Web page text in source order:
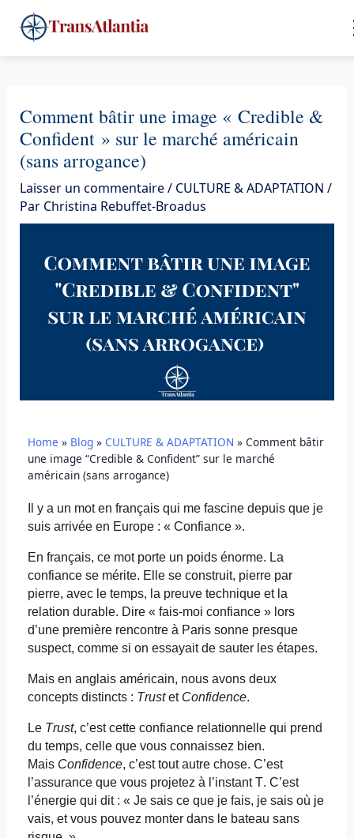
au
contenu
Comment bâtir une image « Credible &
Confident » sur le marché américain
(sans arrogance)
Laisser un commentaire/ CULTURE & ADAPTATION /
Par Christina Rebuffet-Broadus
Home » Blog» CULTURE & ADAPTATION » Comment bâtir
une image “Credible & Confident” sur le marché
américain (sans arrogance)
Il y a un mot en français qui me fascine depuis que je
suis arrivée en Europe : « Confiance ».
En français, ce mot porte un poids énorme. La
confiance se mérite. Elle se construit, pierre par
pierre, avec le temps, la preuve technique et la
relation durable. Dire « fais-moi confiance » lors
d’une première rencontre à Paris sonne presque
suspect, comme si on essayait de sauter les étapes.
Mais en anglais américain, nous avons deux
concepts distincts : Trustet Confidence.
Le Trust, c’est cette confiance relationnelle qui prend
du temps, celle que vous connaissez bien.
Mais Confidence, c’est tout autre chose. C’est
l’assurance que vous projetez à l’instant T. C’est
l’énergie qui dit : « Je sais ce que je fais, je sais où je
vais, et vous pouvez monter dans le bateau sans